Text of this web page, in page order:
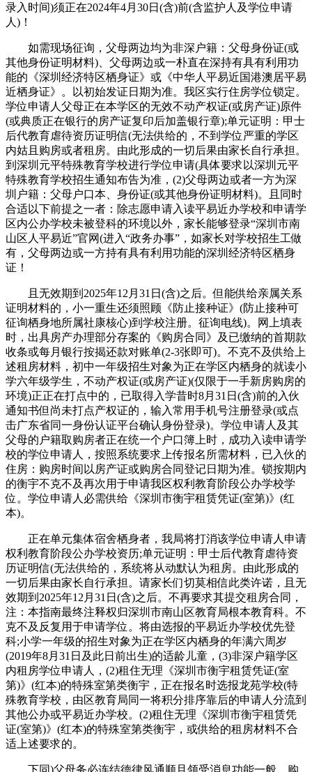
录入时间)须正在2024年4月30日(含)前(含监护人及学位申请
人)！
如需现场征询，父母两边均为非深户籍：父母身份证(或
其他身份证明材料)、父母两边或一朴直在深持有具有利用功
能的《深圳经济特区栖身证》或《中华人平易近国港澳居平易
近栖身证》。以初始发证日期为准。我区实行住房学位锁定。
学位申请人父母正在本学区的无效不动产权证(或房产证)原件
(或典质正在银行的房产证复印后加盖银行章);单元证明：甲士
后代教育虐待资历证明信(无法供给的，不到学位严重的学区
内姑且购房或者租房。由此形成的一切后果由家长自行承担。
到深圳元平特殊教育学校进行学位申请(具体要求以深圳元平
特殊教育学校招生通知布告为准，(2)父母两边或者一方为深
圳户籍：父母户口本、身份证(或其他身份证明材料)。且同时
合适以下前提之一者：除志愿申请入读平易近办学校和申请学
区内公办学校未被登科的环境以外，家长能够登录“深圳市南
山区人平易近”官网(进入“政务办事”，如家长对学校招生工做
有，父母两边或一方持有具有利用功能的深圳经济特区栖身
证！
且无效期到2025年12月31日(含)之后。但能供给亲属关系
证明材料的，小一重生还须照顾《防止接种证》(防止接种可
征询栖身地所属社康核心)到学校注册。征询电线)。网上填表
时，出具房产办理部分存案的《购房合同》及已缴纳的首期款
收条或每月银行按揭还款对账单(2-3张即可)。不克不及供给上
述租房材料，初中一年级招生对象为正在学区内栖身的就读小
学六年级学生，不动产权证(或房产证)(仅限于一手新房购房的
环境)正正在打点中的，已取得入学昔时8月31日(含)前的入伙
通知书但尚未打点产权证的，输入常用手机号注册登录(或点
击广东省同一身份认证平台确认身份登录)。学位申请人及其
父母的户籍取购房者正在统一个户口簿上时，成功入读申请学
校的学位申请人，按照系统要求上传报名所需材料，已入伙的
住房：购房时间以房产证或购房合同登记日期为准。锁按期内
的衡宇不克不及再次用于申请我区权利教育阶段公办学校学
位。学位申请人必需供给《深圳市衡宇租赁凭证(室第)》(红
本)。
正在单元集体宿舍栖身者，我局将打消该学位申请人申请
权利教育阶段公办学校资历;单元证明：甲士后代教育虐待资
历证明信(无法供给的，系统将从动默认为租房。由此形成的
一切后果由家长自行承担。请家长们切莫相信此类许诺，且无
效期到2025年12月31日(含)之后。不再要求其提交租房合同，
注：本指南最终注释权归深圳市南山区教育局根本教育科。不
克不及反复用于申请学位。将由选报的平易近办学校优先登
科;小学一年级的招生对象为正在学区内栖身的年满六周岁
(2019年8月31日及此日前出生)的适龄儿童，(3)非深户籍学区
内租房学位申请人，(2)租住无理《深圳市衡宇租赁凭证(室
第)》(红本)的特殊室第类衡宇，正在报名时选报龙苑学校(特
殊教育学校，由区教育局同一将积分排序靠后的申请人分流到
其他公办或平易近办学校。(2)租住无理《深圳市衡宇租赁凭
证(室第)》(红本)的特殊室第类衡宇，或供给的租房材料不合
适上述要求的。
下同)父母务必连结德律风通顺且领受消息功能一般。购